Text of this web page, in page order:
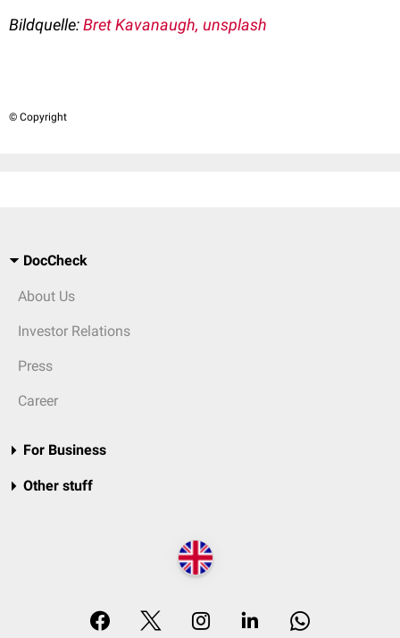
Bildquelle:Bret Kavanaugh, unsplash
© Copyright
DocCheck
About Us
Investor Relations
Press
Career
For Business
Other stuff